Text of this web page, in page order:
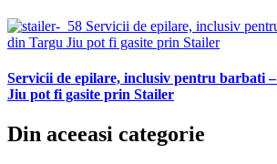
Servicii de epilare, inclusiv
din Targu Jiu pot fi gasite prin Stailer
Servicii de epilare, inclusiv pentru barbati
Jiu pot fi gasite prin Stailer
Din aceeasi categorie